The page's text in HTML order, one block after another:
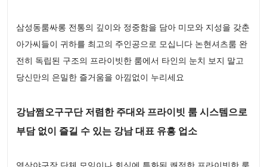
삼성동룸싸롱 전통의 깊이와 정중함을 담아 미모와 지성을 갖춘
아가씨들이 귀하를 최고의 주인공으로 모십니다 논현셔츠룸 완
전히 독립된 구조의 프라이빗한 룸에서 타인의 눈치 보지 말고
당신만의 은밀한 즐거움을 아낌없이 누리세요
강남쩜오구구단 저렴한 주대와 프라이빗 룸 시스템으로
부담 없이 즐길 수 있는 강남 대표 유흥 업소